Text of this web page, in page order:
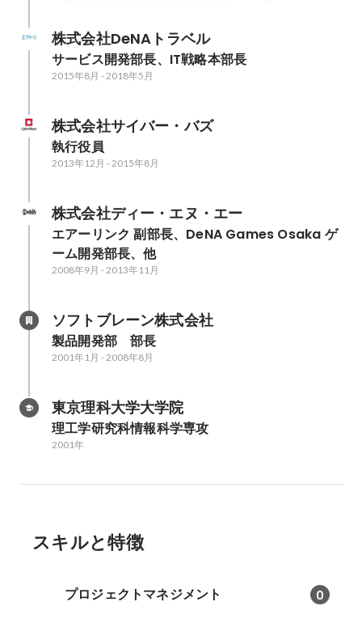
株式会社DeNAトラベル
サービス開発部長、IT戦略本部長
2015年8月 -2018年5月
株式会社サイバー・バズ
執行役員
2013年12月 -2015年8月
株式会社ディー・エヌ・エー
エアーリンク 副部長、DeNA Games Osaka ゲ
ーム開発部長、他
2008年9月 -2013年11月
ソフトブレーン株式会社
製品開発部　部長
2001年1月 -2008年8月
東京理科大学大学院
理工学研究科情報科学専攻
2001年
スキルと特徴
プロジェクトマネジメント 0